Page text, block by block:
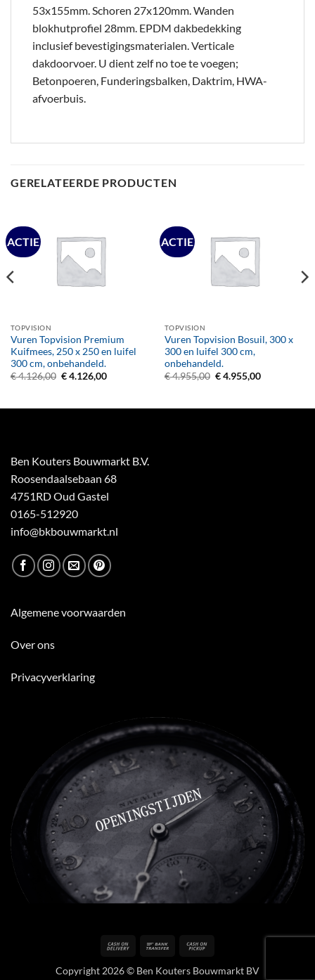
53x155mm. Schoren 27x120mm. Wanden
blokhutprofiel 28mm. EPDM dakbedekking
inclusief bevestigingsmaterialen. Verticale
dakdoorvoer. U dient zelf no toe te voegen;
Betonpoeren, Funderingsbalken, Daktrim, HWA-
afvoerbuis.
GERELATEERDE PRODUCTEN
ACTIE
TOPVISION
Vuren Topvision Premium
Kuifmees, 250 x 250 en luifel
300 cm, onbehandeld.
€4.126,00 Oorspronkelijke
€4.126,00Huidige
ACTIE
TOPVISION
Vuren Topvision Bosuil, 300 x
300 en luifel 300 cm,
onbehandeld.
€4.955,00 Oorspronkelijke
€4.955,00Huidige
Ben Kouters Bouwmarkt B.V.
Roosendaalsebaan 68
4751RD Oud Gastel
0165-512920
info@bkbouwmarkt.nl
Algemene voorwaarden
Over ons
Privacyverklaring
Cash
Delivery
Bank
Pickup
Copyright 2026 © Ben Kouters Bouwmarkt BV